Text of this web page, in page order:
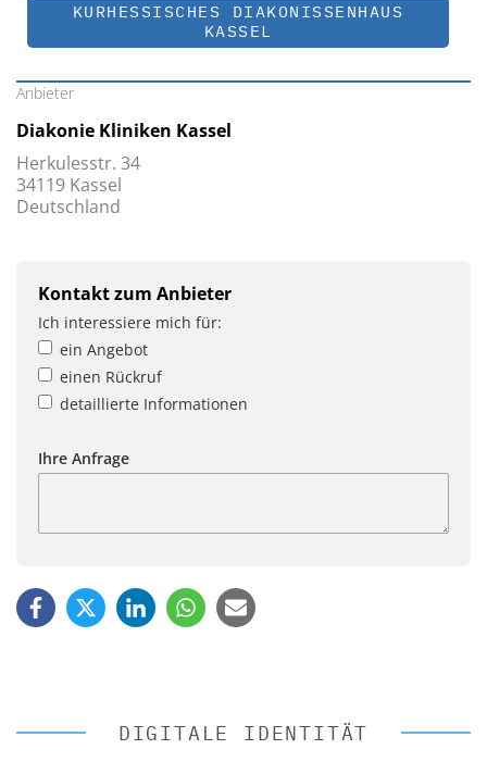
KURHESSISCHES DIAKONISSENHAUS
KASSEL
Anbieter
Diakonie Kliniken Kassel
Herkulesstr. 34
34119 Kassel
Deutschland
Kontakt zum Anbieter
Ich interessiere mich für:
ein Angebot
einen Rückruf
detaillierte Informationen
Ihre Anfrage
DIGITALE IDENTITÄT